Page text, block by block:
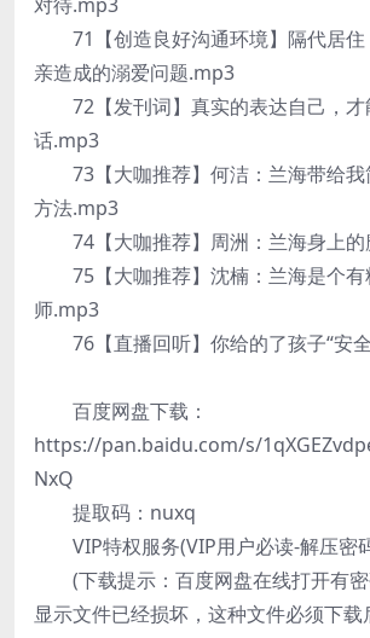
71【创造良好沟通环境】隔代居住
亲造成的溺爱问题.mp3
72【发刊词】真实的表达自己，才
话.mp3
73【大咖推荐】何洁：兰海带给我
方法.mp3
74【大咖推荐】周洲：兰海身上的
75【大咖推荐】沈楠：兰海是个有
师.mp3
76【直播回听】你给的了孩子“安
百度网盘下载：
https://pan.baidu.com/s/
NxQ
提取码：nuxq
VIP特权服务(VIP用户必读-解压密码
(下载提示：百度网盘在线打开有
显示文件已经损坏，这种文件必须下